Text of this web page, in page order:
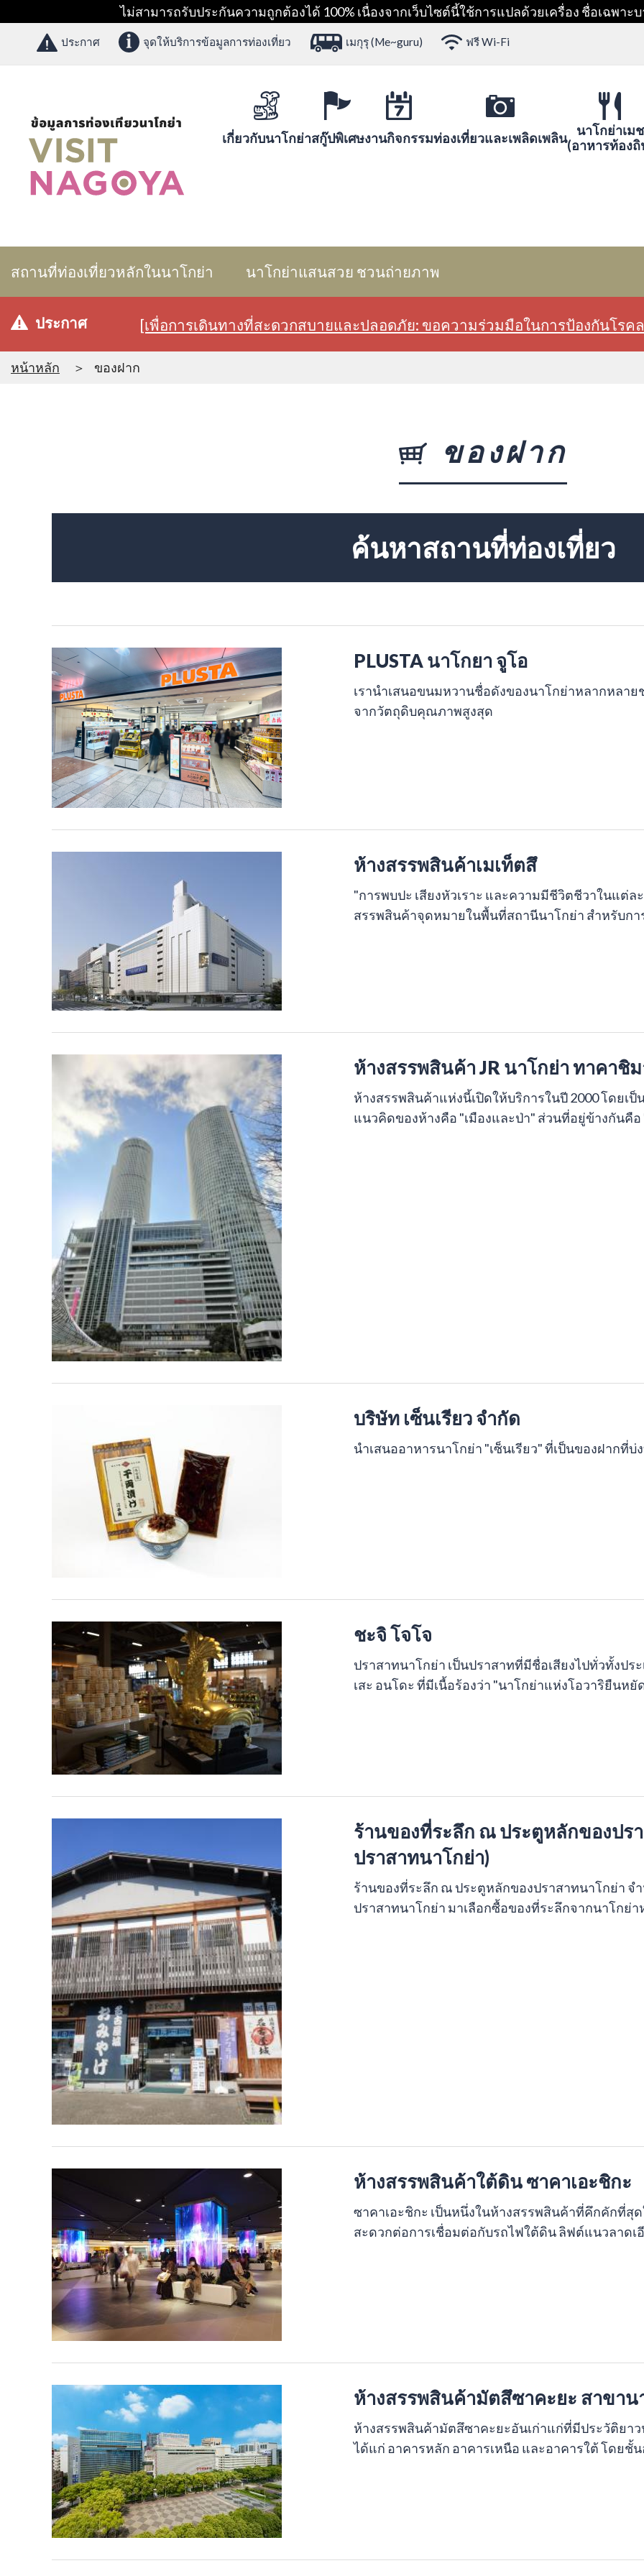
ไม่สามารถรับประกันความถูกต้องได้ 100% เนื่องจากเว็บไซต์นี้ใช้การแปลด้วยเครื่อง ชื่อเฉพา
ประกาศ จุดให้บริการข้อมูลการท่องเที่ยว เมกุรุ (Me~guru) ฟรี Wi-Fi
เกี่ยวกับนาโกย่าสกู๊ปพิเศษงานกิจกรรมท่องเที่ยวและเพลิดเพลิน
นาโกย่าเมช
(อาหารท้องถิ
สถานที่ท่องเที่ยวหลักในนาโกย่า นาโกย่าแสนสวย ชวนถ่ายภาพ
ประกาศ [เพื่อการเดินทางที่สะดวกสบายและปลอดภัย: ขอความร่วมมือในการป้องกันโรค
หน้าหลัก ของฝาก
ของฝาก
ค้นหาสถานที่ท่องเที่ยว
PLUSTA นาโกยา จูโอ
เรานำเสนอขนมหวานชื่อดังของนาโกย่าหลากหลา
จากวัตถุดิบคุณภาพสูงสุด
ห้างสรรพสินค้าเมเท็ตสึ
"การพบปะ เสียงหัวเราะ และความมีชีวิตชีวาในแต่
สรรพสินค้าจุดหมายในพื้นที่สถานีนาโกย่า สำหรับก
ห้างสรรพสินค้า JR นาโกย่า ทาคาชิ
ห้างสรรพสินค้าแห่งนี้เปิดให้บริการในปี 2000 โดยเ
แนวคิดของห้างคือ "เมืองและป่า" ส่วนที่อยู่ข้างกันคือ
บริษัท เซ็นเรียว จำกัด
นำเสนออาหารนาโกย่า "เซ็นเรียว" ที่เป็นของฝากที่
ชะจิ โจโจ
ปราสาทนาโกย่า เป็นปราสาทที่มีชื่อเสียงไปทั่วทั้งป
เสะ อนโดะ ที่มีเนื้อร้องว่า "นาโกย่าแห่งโอวาริยืน
ร้านของที่ระลึก ณ ประตูหลักของปร
ปราสาทนาโกย่า)
ร้านของที่ระลึก ณ ประตูหลักของปราสาทนาโกย่า
ปราสาทนาโกย่า มาเลือกซื้อของที่ระลึกจากนาโกย่
ห้างสรรพสินค้าใต้ดิน ซาคาเอะชิกะ
ซาคาเอะชิกะ เป็นหนึ่งในห้างสรรพสินค้าที่คึกคักที่สุ
สะดวกต่อการเชื่อมต่อกับรถไฟใต้ดิน ลิฟต์แนวลาด
ห้างสรรพสินค้ามัตสึซาคะยะ สาขาน
ห้างสรรพสินค้ามัตสึซาคะยะอันเก่าแก่ที่มีประวัติยาว
ได้แก่ อาคารหลัก อาคารเหนือ และอาคารใต้ โดย